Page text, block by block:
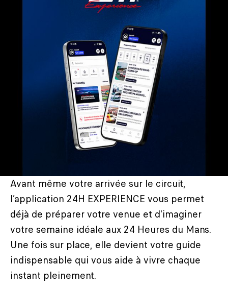
Avant même votre arrivée sur le circuit,
l’application 24H EXPERIENCE vous permet
déjà de préparer votre venue et d'imaginer
votre semaine idéale aux 24 Heures du Mans.
Une fois sur place, elle devient votre guide
indispensable qui vous aide à vivre chaque
instant pleinement.